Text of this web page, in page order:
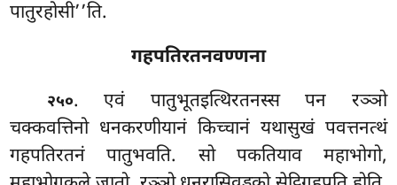
पातुरहोसी’’ति.
गहपतिरतनवण्णना
२५०. एवं पातुभूतइत्थिरतनस्स पन रञ्ञो
चक्कवत्तिनो धनकरणीयानं किच्चानं यथासुखं पवत्तनत्थं
गहपतिरतनं पातुभवति. सो पकतियाव महाभोगो,